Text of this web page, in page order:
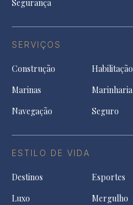
Segurança
SERVIÇOS
Construção Habilitação
Marinas
Marinharia
Navegação
Seguro
ESTILO DE VIDA
Destinos Esportes
Luxo
Mergulho